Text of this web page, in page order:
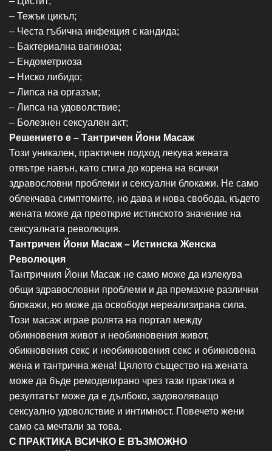
– Тежък цикъл;
– Честа гъбична инфекция с кандида;
– Бактериална вагиноза;
– Ендометриоза
– Ниско либидо;
– Липса на оргазъм;
– Липса на удоволствие;
– Болезнен сексуален акт;
Решението е – Тантричен Йони Масаж
Този уникален, практичен подход лекува жената
отвътре навън, като стига до корена на всички
здравословни проблеми и сексуални блокажи. Не само
облекчава симптомите, но дава и нова свобода, където
жената може да преоткрие истинското значение на
сексуалната революция.
Тантричен Йони Масаж – Истинска Женска
Революция
Тантричния Йони Масаж не само може да излекува
общи здравословни проблеми и да премахне различни
блокажи, но може да освободи нереализирана сила.
Този масаж играе ролята на портал между
обикновения живот и необикновения живот,
обикновения секс и необикновения секс и обикновена
жена и тантрична жена! Цялото същество на жената
може да бъде ремоделирано чрез тази практика и
резултатът може да е дълбоко, задоволяващо
сексуално удоволствие и интимност. Повечето жени
само са мечтали за това.
С ПРАКТИКА ВСИЧКО Е ВЪЗМОЖНО